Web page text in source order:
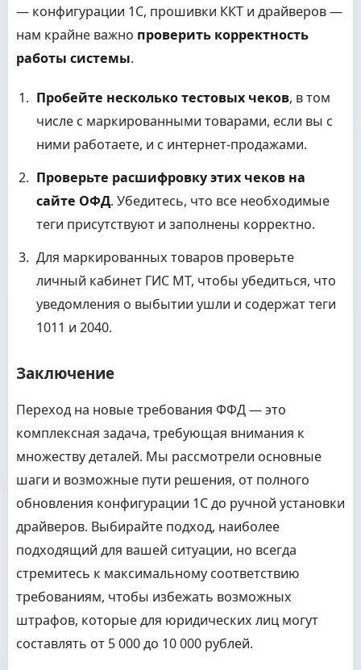
— конфигурации 1С, прошивки ККТ и драйверов —
нам крайне важно проверить корректность
работы системы.
Пробейте несколько тестовых чеков, в том
числе с маркированными товарами, если вы с
ними работаете, и с интернет-продажами.
Проверьте расшифровку этих чеков на
сайте ОФД. Убедитесь, что все необходимые
теги присутствуют и заполнены корректно.
Для маркированных товаров проверьте
личный кабинет ГИС МТ, чтобы убедиться, что
уведомления о выбытии ушли и содержат теги
1011 и 2040.
Заключение
Переход на новые требования ФФД — это
комплексная задача, требующая внимания к
множеству деталей. Мы рассмотрели основные
шаги и возможные пути решения, от полного
обновления конфигурации 1С до ручной установки
драйверов. Выбирайте подход, наиболее
подходящий для вашей ситуации, но всегда
стремитесь к максимальному соответствию
требованиям, чтобы избежать возможных
штрафов, которые для юридических лиц могут
составлять от 5 000 до 10 000 рублей.